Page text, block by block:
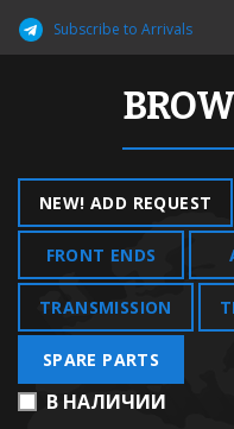
Subscribe to Arrivals
NEW! ADD REQUEST
FRONT ENDS
TRANSMISSION
SPARE PARTS
В НАЛИЧИИ